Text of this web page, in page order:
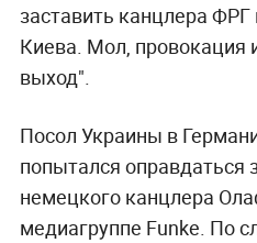
заставить канцлера ФРГ
Киева. Мол, провокация
выход".
Посол Украины в
попытался оправдаться
немецкого канцлера
медиагруппе Funke. По